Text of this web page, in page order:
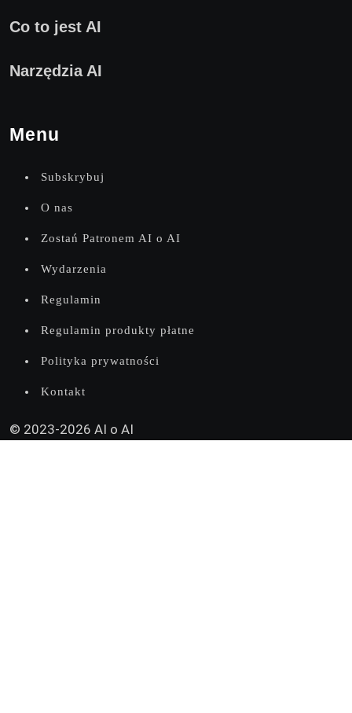
Co to jest AI
Narzędzia AI
Menu
Subskrybuj
O nas
Zostań Patronem AI o AI
Wydarzenia
Regulamin
Regulamin produkty płatne
Polityka prywatności
Kontakt
© 2023-2026 AI o AI